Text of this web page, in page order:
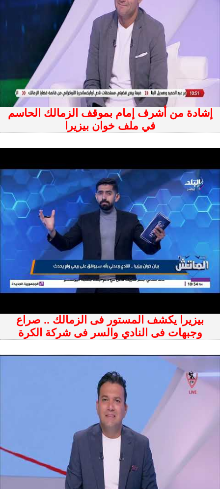
إشادة من أشرف إمام بموقف الزمالك الحاسم
في ملف خوان بيزيرا
بيزيرا يكشف المستور فى الزمالك .. صراع
وجبهات فى النادي والسر فى شركة الكرة